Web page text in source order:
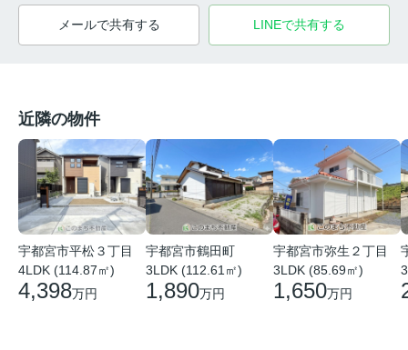
メールで共有する LINEで共有する
近隣の物件
宇都宮市平松３丁目
4LDK (114.87㎡)
4,398万円
宇都宮市鶴田町
3LDK (112.61㎡)
1,890万円
宇都宮市弥生２丁目
3LDK (85.69㎡)
1,650万円